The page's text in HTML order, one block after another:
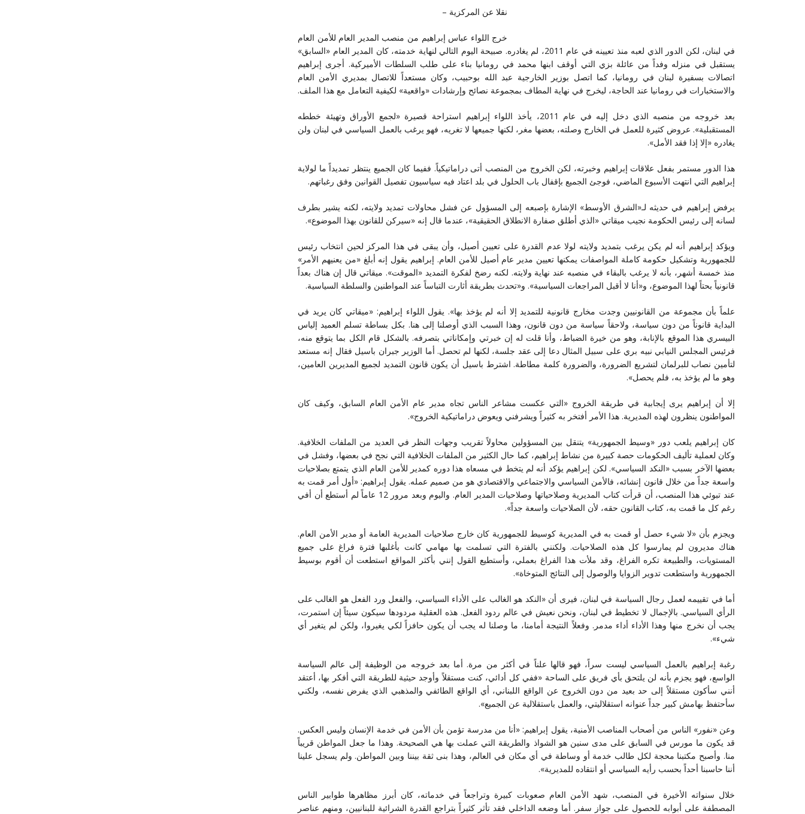
نقلا عن المركزية –
خرج اللواء عباس إبراهيم من منصب المدير العام للأمن العام
في لبنان، لكن الدور الذي لعبه منذ تعيينه في عام 2011، لم يغادره. صبيحة اليوم التالي لنهاية خدمته، كان المدير العام «السابق»
يستقبل في منزله وفداً من عائلة بزي التي أوقف ابنها محمد في رومانيا بناء على طلب السلطات الأميركية. أجرى إبراهيم
اتصالات بسفيرة لبنان في رومانيا، كما اتصل بوزير الخارجية عبد الله بوحبيب، وكان مستعداً للاتصال بمديري الأمن العام
والاستخبارات في رومانيا عند الحاجة، ليخرج في نهاية المطاف بمجموعة نصائح وإرشادات «واقعية» لكيفية التعامل مع هذا الملف.
بعد خروجه من منصبه الذي دخل إليه في عام 2011، يأخذ اللواء إبراهيم استراحة قصيرة «لجمع الأوراق وتهيئة خططه
المستقبلية». عروض كثيرة للعمل في الخارج وصلته، بعضها مغر، لكنها جميعها لا تغريه، فهو يرغب بالعمل السياسي في لبنان ولن
يغادره «إلا إذا فقد الأمل».
هذا الدور مستمر بفعل علاقات إبراهيم وخبرته، لكن الخروج من المنصب أتى دراماتيكياً. ففيما كان الجميع ينتظر تمديداً ما لولاية
إبراهيم التي انتهت الأسبوع الماضي، فوجئ الجميع بإقفال باب الحلول في بلد اعتاد فيه سياسيون تفصيل القوانين وفق رغباتهم.
يرفض إبراهيم في حديثه لـ«الشرق الأوسط» الإشارة بإصبعه إلى المسؤول عن فشل محاولات تمديد ولايته، لكنه يشير بطرف
لسانه إلى رئيس الحكومة نجيب ميقاتي «الذي أطلق صفارة الانطلاق الحقيقية»، عندما قال إنه «سيركن للقانون بهذا الموضوع».
ويؤكد إبراهيم أنه لم يكن يرغب بتمديد ولايته لولا عدم القدرة على تعيين أصيل، وأن يبقى في هذا المركز لحين انتخاب رئيس
للجمهورية وتشكيل حكومة كاملة المواصفات يمكنها تعيين مدير عام أصيل للأمن العام. إبراهيم يقول إنه أبلغ «من يعنيهم الأمر»
منذ خمسة أشهر، بأنه لا يرغب بالبقاء في منصبه عند نهاية ولايته. لكنه رضخ لفكرة التمديد «الموقت». ميقاتي قال إن هناك بعداً
قانونياً بحتاً لهذا الموضوع، و«أنا لا أقبل المراجعات السياسية». و«تحدث بطريقة أثارت التباساً عند المواطنين والسلطة السياسية.
علماً بأن مجموعة من القانونيين وجدت مخارج قانونية للتمديد إلا أنه لم يؤخذ بها». يقول اللواء إبراهيم: «ميقاتي كان يريد في
البداية قانوناً من دون سياسة، ولاحقاً سياسة من دون قانون، وهذا السبب الذي أوصلنا إلى هنا. بكل بساطة تسلم العميد إلياس
البيسري هذا الموقع بالإنابة، وهو من خيرة الضباط، وأنا قلت له إن خبرتي وإمكاناتي بتصرفه. بالشكل قام الكل بما يتوقع منه،
فرئيس المجلس النيابي نبيه بري على سبيل المثال دعا إلى عقد جلسة، لكنها لم تحصل. أما الوزير جبران باسيل فقال إنه مستعد
لتأمين نصاب للبرلمان لتشريع الضرورة، والضرورة كلمة مطاطة. اشترط باسيل أن يكون قانون التمديد لجميع المديرين العامين،
وهو ما لم يؤخذ به، فلم يحصل».
إلا أن إبراهيم يرى إيجابية في طريقة الخروج «التي عكست مشاعر الناس تجاه مدير عام الأمن العام السابق، وكيف كان
المواطنون ينظرون لهذه المديرية. هذا الأمر أفتخر به كثيراً ويشرفني ويعوض دراماتيكية الخروج».
كان إبراهيم يلعب دور «وسيط الجمهورية» يتنقل بين المسؤولين محاولاً تقريب وجهات النظر في العديد من الملفات الخلافية.
وكان لعملية تأليف الحكومات حصة كبيرة من نشاط إبراهيم، كما حال الكثير من الملفات الخلافية التي نجح في بعضها، وفشل في
بعضها الآخر بسبب «النكد السياسي». لكن إبراهيم يؤكد أنه لم يتخط في مسعاه هذا دوره كمدير للأمن العام الذي يتمتع بصلاحيات
واسعة جداً من خلال قانون إنشائه، فالأمن السياسي والاجتماعي والاقتصادي هو من صميم عمله. يقول إبراهيم: «أول أمر قمت به
عند تبوئي هذا المنصب، أن قرأت كتاب المديرية وصلاحياتها وصلاحيات المدير العام. واليوم وبعد مرور 12 عاماً لم أستطع أن أفي
رغم كل ما قمت به، كتاب القانون حقه، لأن الصلاحيات واسعة جداً».
ويجزم بأن «لا شيء حصل أو قمت به في المديرية كوسيط للجمهورية كان خارج صلاحيات المديرية العامة أو مدير الأمن العام.
هناك مديرون لم يمارسوا كل هذه الصلاحيات. ولكنني بالفترة التي تسلمت بها مهامي كانت بأغلبها فترة فراغ على جميع
المستويات، والطبيعة تكره الفراغ، وقد ملأت هذا الفراغ بعملي، وأستطيع القول إنني بأكثر المواقع استطعت أن أقوم بوسيط
الجمهورية واستطعت تدوير الزوايا والوصول إلى النتائج المتوخاة».
أما في تقييمه لعمل رجال السياسة في لبنان، فيرى أن «النكد هو الغالب على الأداء السياسي، والفعل ورد الفعل هو الغالب على
الرأي السياسي. بالإجمال لا تخطيط في لبنان، ونحن نعيش في عالم ردود الفعل. هذه العقلية مردودها سيكون سيئاً إن استمرت،
يجب أن نخرج منها وهذا الأداء أداء مدمر. وفعلاً النتيجة أمامنا، ما وصلنا له يجب أن يكون حافزاً لكي يغيروا، ولكن لم يتغير أي
شيء».
رغبة إبراهيم بالعمل السياسي ليست سراً، فهو قالها علناً في أكثر من مرة. أما بعد خروجه من الوظيفة إلى عالم السياسة
الواسع، فهو يجزم بأنه لن يلتحق بأي فريق على الساحة «ففي كل أدائي، كنت مستقلاً وأوجد حيثية للطريقة التي أفكر بها، أعتقد
أنني سأكون مستقلاً إلى حد بعيد من دون الخروج عن الواقع اللبناني، أي الواقع الطائفي والمذهبي الذي يفرض نفسه، ولكني
سأحتفظ بهامش كبير جداً عنوانه استقلاليتي، والعمل باستقلالية عن الجميع».
وعن «نفور» الناس من أصحاب المناصب الأمنية، يقول إبراهيم: «أنا من مدرسة تؤمن بأن الأمن في خدمة الإنسان وليس العكس.
قد يكون ما مورس في السابق على مدى سنين هو الشواذ والطريقة التي عملت بها هي الصحيحة. وهذا ما جعل المواطن قريباً
منا. وأصبح مكتبنا محجة لكل طالب خدمة أو وساطة في أي مكان في العالم، وهذا بنى ثقة بيننا وبين المواطن. ولم يسجل علينا
أننا حاسبنا أحداً بحسب رأيه السياسي أو انتقاده للمديرية».
خلال سنواته الأخيرة في المنصب، شهد الأمن العام صعوبات كبيرة وتراجعاً في خدماته، كان أبرز مظاهرها طوابير الناس
المصطفة على أبوابه للحصول على جواز سفر. أما وضعه الداخلي فقد تأثر كثيراً بتراجع القدرة الشرائية للبنانيين، ومنهم عناصر